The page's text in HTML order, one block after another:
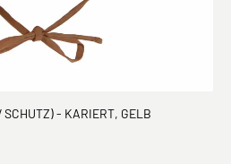
SCHUTZ) - KARIERT, GELB